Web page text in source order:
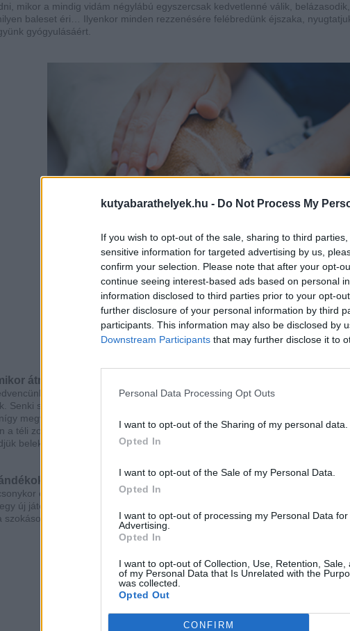
kutyabarathelyek.hu - Do Not Process My
If you wish to opt-out of the sale, sharing to third
sensitive information for targeted advertising by us,
confirm your selection. Please note that after your opt-
continue seeing interest-based ads based on personal
information disclosed to third parties prior to your opt-
further disclosure of your personal information by third
participants. This information may also be disclosed by
Downstream Participants that may further disclose it to
Personal Data Processing Opt Outs
I want to opt-out of the Sharing of my personal data.
Opted In
I want to opt-out of the Sale of my Personal Data.
Opted In
I want to opt-out of processing my Personal Data for
Advertising.
Opted In
I want to opt-out of Collection, Use, Retention, Sale,
of my Personal Data that Is Unrelated with the
was collected.
Opted Out
CONFIRM
mikor a mindig vidám négylábú egyszercsak kedvetlenné válik,
baleset éri… Ilyenkor minden rezzenésére felébredünk éjszaka,
gyógyulásáért.
Betegségben is kitart a gazdi kutyája mellett
Fotó: pethealthnetwork.com
átmegyünk védelmező anyatigrisbe
egészségéről, biztonságáról van szó, semmi nem állhat az utunkba.
Senki sem tehet kárt a mi kis drágánkban. (Bár valljuk be, sokszor túlzásba
megvédjük őt a saját rossz ötleteitől is, és mindentől, ami egy
a téli zord időben, rászólunk, ha séta alatt olyan helyre akar merészkedni,
belekeveredni olyan szituációkba, ami veszélyes lehet számára.
egy családtag sem maradhat ajándék nélkül, így kedvencünk sem.
új játék biztosan vár rá a fa alatt. A szülinapjáról sem feledkezünk meg, ha
szokásosnál is hosszabb sétát teszünk vele az ünnep alkalmából.